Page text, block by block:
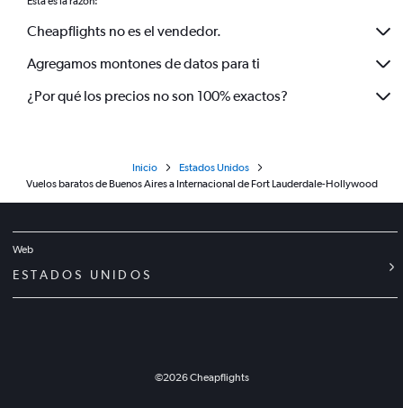
Cheapflights no es el vendedor.
Agregamos montones de datos para ti
¿Por qué los precios no son 100% exactos?
Inicio
Estados Unidos
Vuelos baratos de Buenos Aires a Internacional de Fort Lauderdale-Hollywood
Web
ESTADOS UNIDOS
©2026Cheapflights